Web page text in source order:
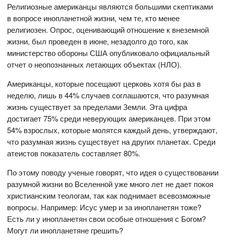
Религиозные американцы являются большими скептиками
в вопросе инопланетной жизни, чем те, кто менее
религиозен. Опрос, оценивающий отношение к внеземной
жизни, был проведен в июне, незадолго до того, как
министерство обороны США опубликовало официальный
отчет о неопознанных летающих объектах (НЛО).
Американцы, которые посещают церковь хотя бы раз в
неделю, лишь в 44% случаев соглашаются, что разумная
жизнь существует за пределами Земли. Эта цифра
достигает 75% среди неверующих американцев. При этом
54% взрослых, которые молятся каждый день, утверждают,
что разумная жизнь существует на других планетах. Среди
атеистов показатель составляет 80%.
По этому поводу ученые говорят, что идея о существовании
разумной жизни во Вселенной уже много лет не дает покоя
христианским теологам, так как поднимает всевозможные
вопросы. Например: Исус умер и за инопланетян тоже?
Есть ли у инопланетян свои особые отношения с Богом?
Могут ли инопланетяне грешить?